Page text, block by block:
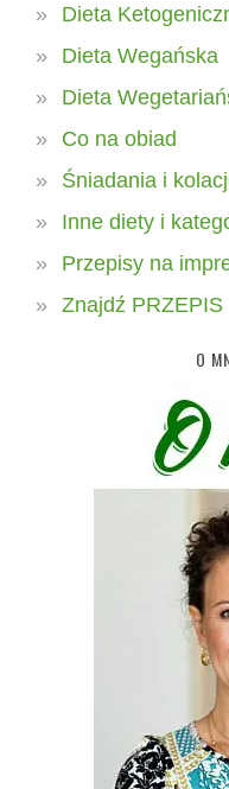
Dieta
Dieta Wegańska
Dieta
Co na obiad
Śniadania i
Inne diety i
Przepisy na
Znajdź PRZEPIS
O